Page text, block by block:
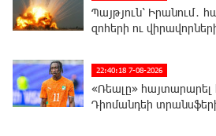
Պայթյուն՝ Իրանում․
զոհերի ու
22:40:18 7-08-2026
«Ռեալը» հայտարարել
Դիոմանդեի